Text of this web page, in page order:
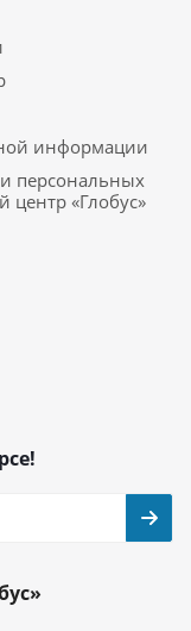
информации
персональных
«Глобус»